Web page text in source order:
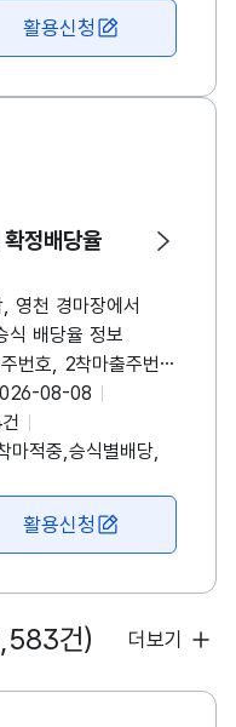
승식 : 1~3등 안에
입니다. - 복연승식 :
: 1등과 2등으로
로 들어올 말
니다. - 삼복승식 :
를 순서에 상관없이
: 1등, 2등,
적중시키는
요청메세지
천경마 자료를
활용신청
정배당율
영천 경마장에서
식 배당율 정보
번호, 2착마출주번호
등의 입력변수 모두
근 한달간의
팅승식 - 단승식 :
는 방식입니다. -
를 적중시키는
에 들어올 말 2두를
서에 상관없이
: 1등과 2등으로
는 방식입니다. -
08-08
마적중,승식별배당,
활용신청
건) 더보기